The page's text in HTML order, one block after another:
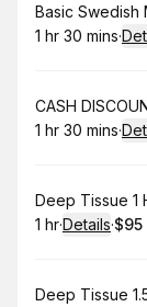
Book
Basic Swedish
. Duration:
1 hr 30 mins·
Book
CASH
. Duration:
1 hr 30 mins·
Book
Deep Tissue 1
. Duration:
1 hr·Details·
.
$95
Book
Deep Tissue